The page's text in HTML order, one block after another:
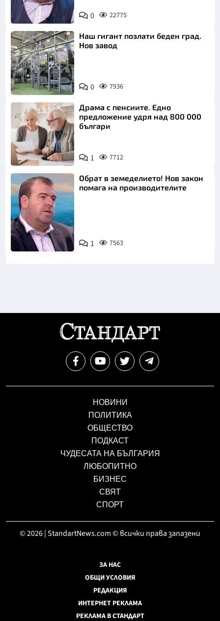
Снимка: БНТ 0 22775
Наш гигант позлати беден град.
Нов завод
0 7936
Драма с пенсиите. Едно
предложение удря над 800 000
българи
1 7712
Снимка: бТВ
Обрат в земеделието! Нов закон
помага на производителите
1 7563
НОВИНИ
ПОЛИТИКА
ОБЩЕСТВО
ПОДКАСТ
ЧУДЕСАТА НА БЪЛГАРИЯ
ЛЮБОПИТНО
БИЗНЕС
СВЯТ
СПОРТ
© 2026 | StandartNews.com © всички права запазени
ЗА НАС
ОБЩИ УСЛОВИЯ
РЕДАКЦИЯ
ИНТЕРНЕТ РЕКЛАМА
РЕКЛАМА В СТАНДАРТ